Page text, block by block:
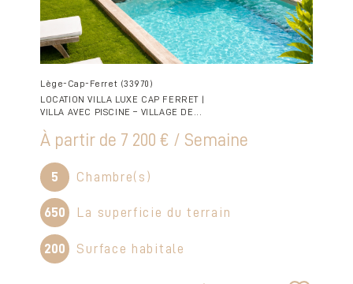
Lège-Cap-Ferret (33970)
LOCATION VILLA LUXE CAP FERRET |
VILLA AVEC PISCINE – VILLAGE DE...
À partir de 7 200 € / Semaine
5 Chambre(s)
650 La superficie du terrain
200 Surface habitale